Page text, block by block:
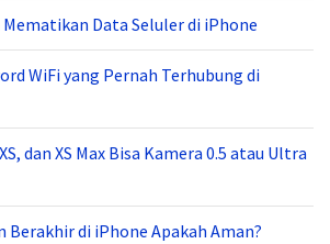
Mematikan Data Seluler di iPhone
WiFi yang Pernah Terhubung di
dan XS Max Bisa Kamera 0.5 atau Ultra
Berakhir di iPhone Apakah Aman?